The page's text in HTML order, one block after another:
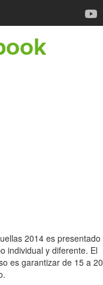
2014 es presentado
individual y diferente. El
es garantizar de 15 a 20